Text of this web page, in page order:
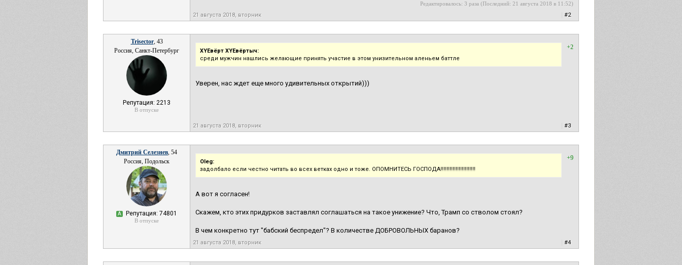
Редактировалось: 3 раза (Последний: 21 августа 2018 в 11:52)
21 августа 2018, вторник #2
Trisector, 43
Россия, Санкт-Петербург
Репутация: 2213
В отпуске
+2
XYEвёрт XYEвёртыч:
среди мужчин нашлись желающие принять участие в этом унизительном аленьем баттле
Уверен, нас ждет еще много удивительных открытий)))
21 августа 2018, вторник #3
Дмитрий Селезнев, 54
Россия, Подольск
А Репутация: 74801
В отпуске
+9
Oleg:
задолбало если честно читать во всех ветках одно и тоже. ОПОМНИТЕСЬ ГОСПОДА!!!!!!!!!!!!!!!!!!!!!!!
А вот я согласен!
Скажем, кто этих придурков заставлял соглашаться на такое унижение? Что, Трамп со стволом стоял?
В чем конкретно тут "бабский беспредел"? В количестве ДОБРОВОЛЬНЫХ баранов?
21 августа 2018, вторник #4